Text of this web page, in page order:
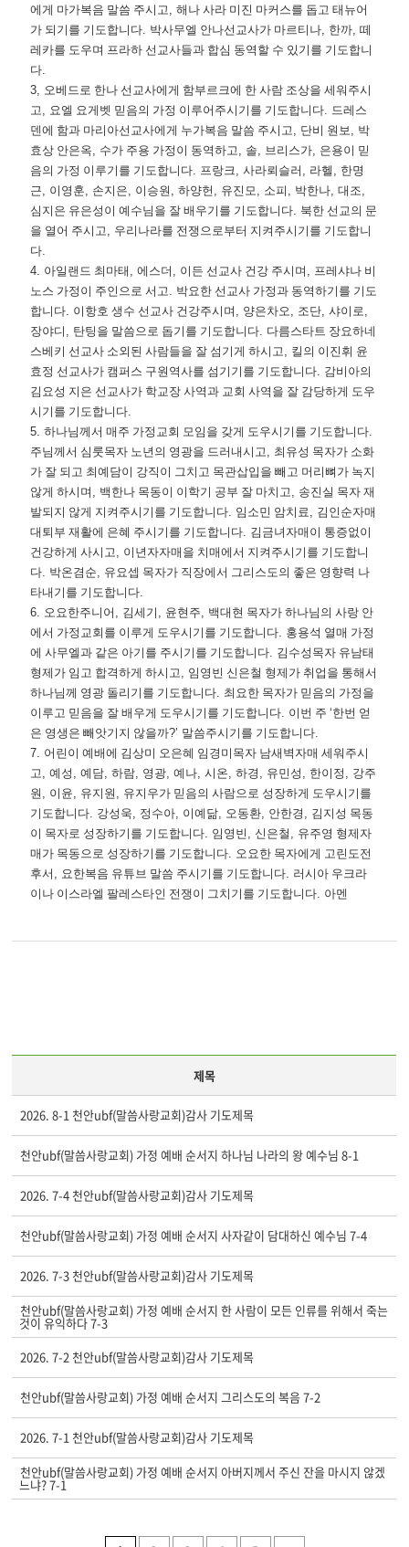
에게 마가복음 말씀 주시고,해나 사라 미진 마커스를 돕고 태뉴어
가 되기를 기도합니다. 박사무엘 안나선교사가 마르티나, 한까,떼
레카를 도우며 프라하 선교사들과 합심 동역할 수 있기를 기도합니
다.
3, 오베드로 한나 선교사에게 함부르크에 한 사람 조상을 세워주시
고, 요엘 요게벳 믿음의 가정 이루어주시기를 기도합니다. 드레스
덴에 함과 마리아선교사에게 누가복음 말씀 주시고, 단비 원보, 박
효상 안은옥, 수가 주용 가정이 동역하고, 솔, 브리스가, 은용이 믿
음의 가정 이루기를 기도합니다. 프랑크,사라뢰슬러 , 라헬 , 한명
근, 이영훈, 손지은, 이승원 ,하양헌 , 유진모, 소피 , 박한나,대조,
심지은 유은성이 예수님을 잘 배우기를 기도합니다. 북한 선교의 문
을 열어 주시고, 우리나라를 전쟁으로부터 지켜주시기를 기도합니
다.
4. 아일랜드 최마태 ,에스더 , 이든 선교사 건강 주시며 , 프레샤나 비
노스 가정이 주인으로 서고. 박요한 선교사 가정과 동역하기를 기도
합니다. 이항호 생수 선교사 건강주시며 , 양은차오, 조단,샤이로,
장야디 , 탄팅을 말씀으로 돕기를 기도합니다. 다름스타트 장요하네
스베키 선교사 소외된 사람들을 잘 섬기게 하시고, 킬의 이진휘 윤
효정 선교사가 캠퍼스 구원역사를 섬기기를 기도합니다. 감비아의
김요성 지은 선교사가 학교장 사역과 교회 사역을 잘 감당하게 도우
시기를 기도합니다.
5.하나님께서 매주 가정교회 모임을 갖게 도우시기를 기도합니다.
주님께서 심룻목자 노년의 영광을 드러내시고, 최유성 목자가 소화
가 잘 되고 최예담이 강직이 그치고 목관삽입을 빼고 머리뼈가 녹지
않게 하시며 , 백한나 목동이 이학기 공부 잘 마치고, 송진실 목자 재
발되지 않게 지켜주시기를 기도합니다. 임소민 암치료, 김인순자매
대퇴부 재활에 은혜 주시기를 기도합니다. 김금녀자매이 통증없이
건강하게 사시고, 이년자자매을 치매에서 지켜주시기를 기도합니
다. 박온겸순, 유요셉 목자가 직장에서 그리스도의 좋은 영향력 나
타내기를 기도합니다.
6. 오요한주니어 , 김세기 , 윤현주, 백대현 목자가 하나님의 사랑 안
에서 가정교회를 이루게 도우시기를 기도합니다. 홍용석 열매 가정
에 사무엘과 같은 아기를 주시기를 기도합니다. 김수성목자 유남태
형제가 임고 합격하게 하시고, 임영빈 신은철 형제가 취업을 통해서
하나님께 영광 돌리기를 기도합니다. 최요한 목자가 믿음의 가정을
이루고 믿음을 잘 배우게 도우시기를 기도합니다. 이번 주‘한번 얻
은 영생은 빼앗기지 않을까?’ 말씀주시기를 기도합니다.
7. 어린이 예배에 김상미 오은혜 임경미목자 남새벽자매 세워주시
고,예성 ,예담,하람, 영광,예나,시온,하경 , 유민성 , 한이정 , 강주
원 , 이윤, 유지원 , 유지우가 믿음의 사람으로 성장하게 도우시기를
기도합니다. 강성욱, 정수아, 이예닮, 오동환, 안한경 , 김지성 목동
이 목자로 성장하기를 기도합니다. 임영빈 , 신은철 , 유주영 형제자
매가 목동으로 성장하기를 기도합니다. 오요한 목자에게 고린도전
후서 , 요한복음 유튜브 말씀 주시기를 기도합니다. 러시아 우크라
이나 이스라엘 팔레스타인 전쟁이 그치기를 기도합니다. 아멘
제목
2026. 8-1 천안ubf(말씀사랑교회)감사 기도제목
천안ubf(말씀사랑교회) 가정 예배 순서지 하나님 나라의 왕 예수님 8-1
2026. 7-4 천안ubf(말씀사랑교회)감사 기도제목
천안ubf(말씀사랑교회) 가정 예배 순서지 사자같이 담대하신 예수님 7-4
2026. 7-3 천안ubf(말씀사랑교회)감사 기도제목
천안ubf(말씀사랑교회) 가정 예배 순서지 한 사람이 모든 인류를 위해서 죽는
것이 유익하다 7-3
2026. 7-2 천안ubf(말씀사랑교회)감사 기도제목
천안ubf(말씀사랑교회) 가정 예배 순서지 그리스도의 복음 7-2
2026. 7-1 천안ubf(말씀사랑교회)감사 기도제목
천안ubf(말씀사랑교회) 가정 예배 순서지 아버지께서 주신 잔을 마시지 않겠
느냐? 7-1